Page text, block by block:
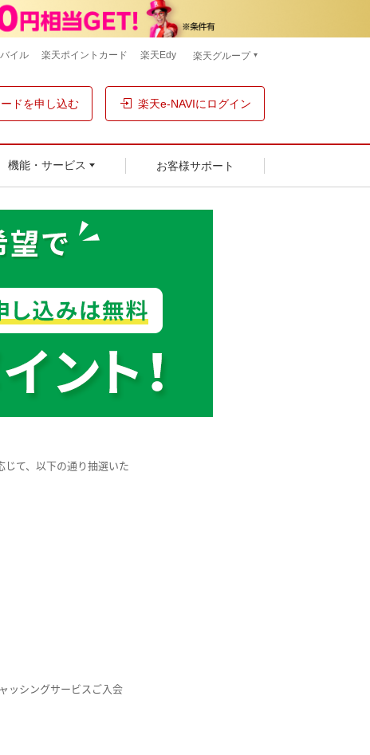
イル 楽天ポイントカード 楽天Edy 楽天グループ
ドを申し込む 楽天e-NAVIにログイン
機能・サービス お客様サポート
て、以下の通り抽選いた
ッシングサービスご入会